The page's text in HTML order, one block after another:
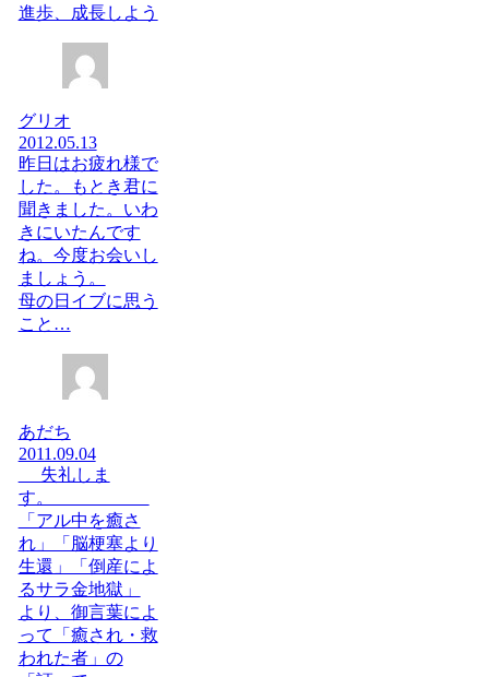
進歩、成長しよう
グリオ
2012.05.13
昨日はお疲れ様で
した。もとき君に
聞きました。いわ
きにいたんです
ね。今度お会いし
ましょう。
母の日イブに思う
こと…
あだち
2011.09.04
失礼しま
す。
「アル中を癒さ
れ」「脳梗塞より
生還」「倒産によ
るサラ金地獄」
より、御言葉によ
って「癒され・救
われた者」の